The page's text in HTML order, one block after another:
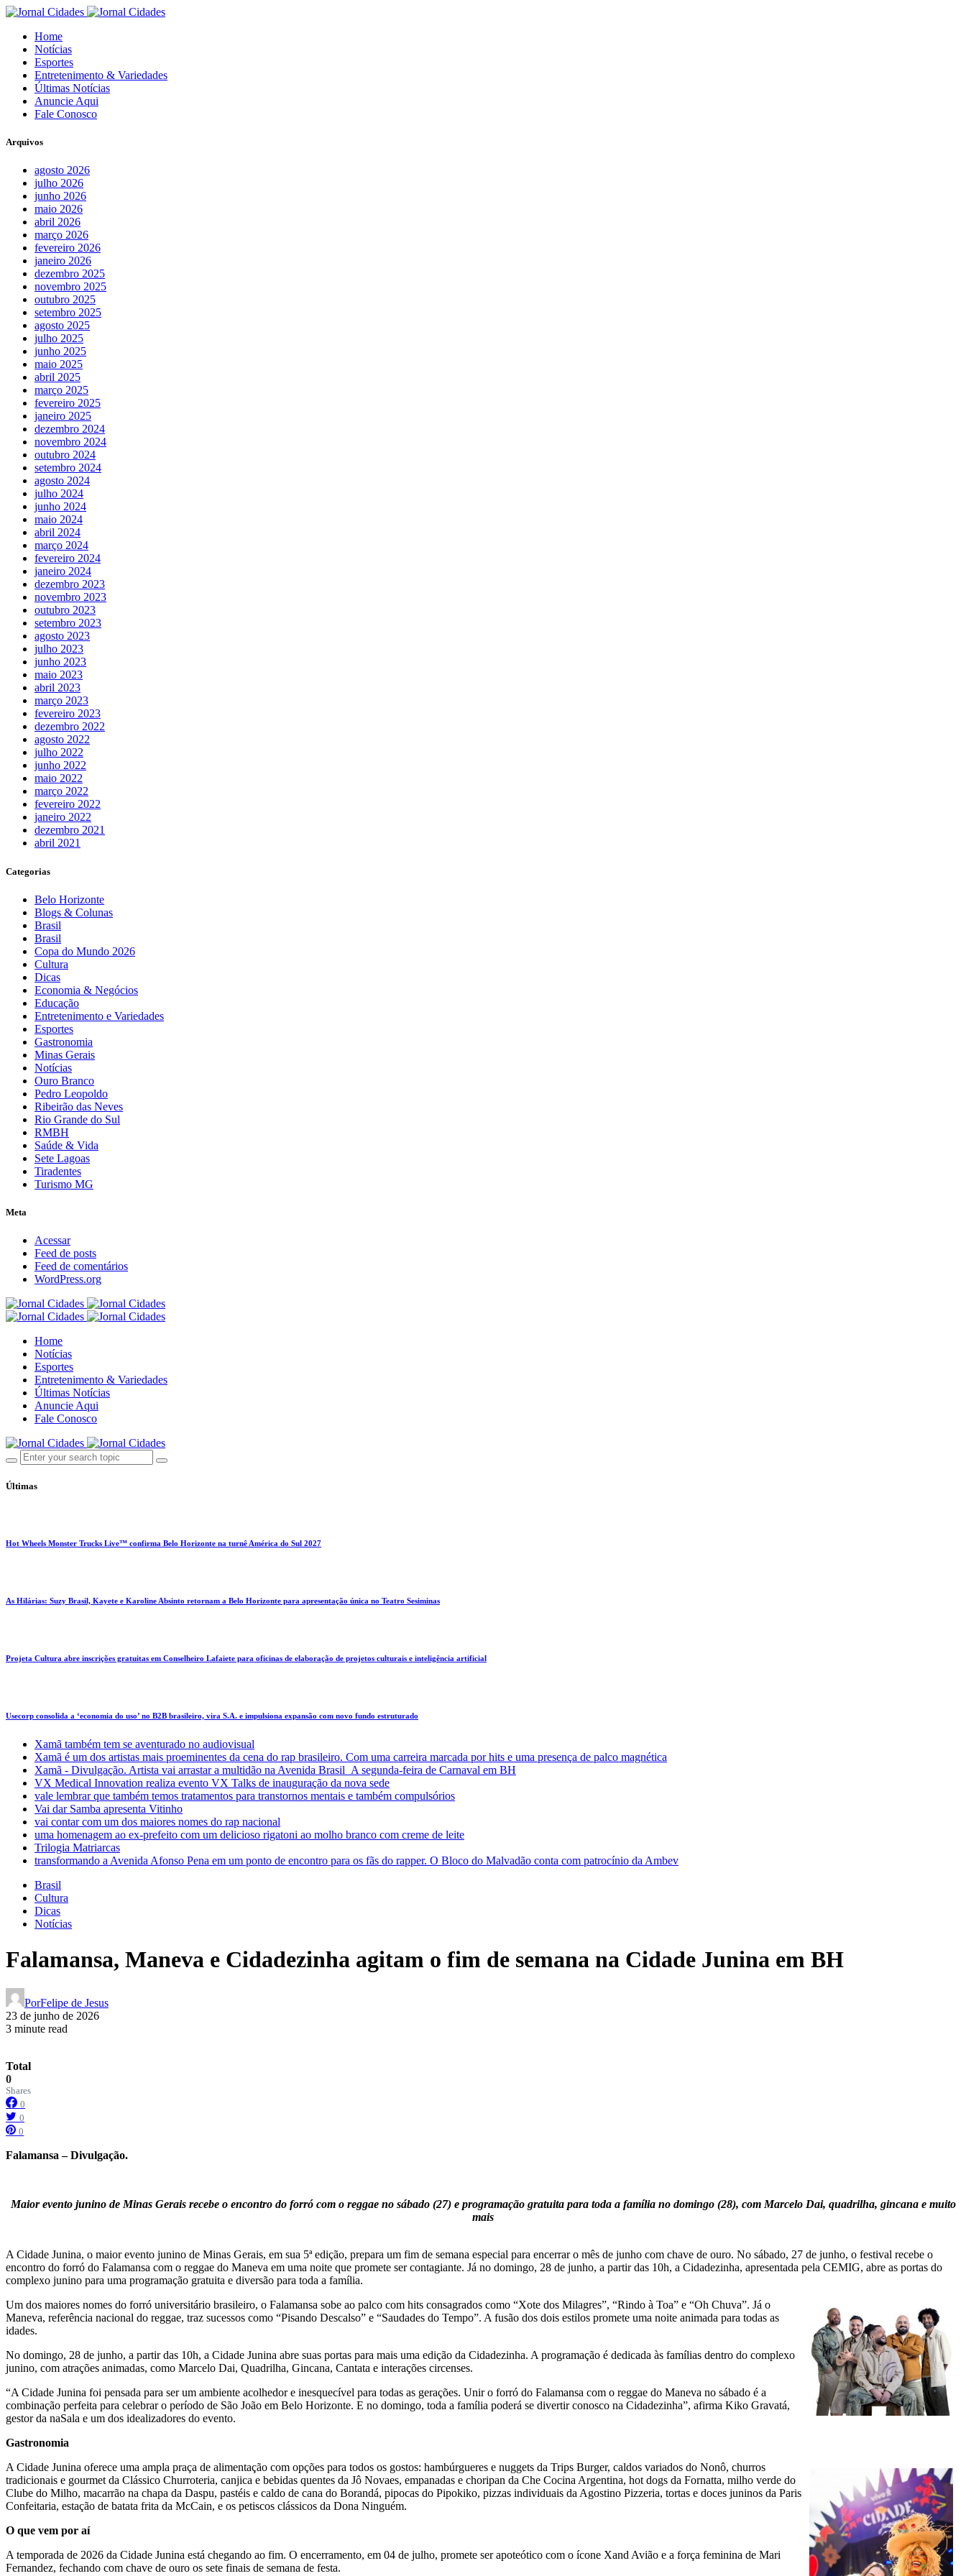
Home
Notícias
Esportes
Entretenimento & Variedades
Últimas Notícias
Anuncie Aqui
Fale Conosco
Arquivos
agosto 2026
julho 2026
junho 2026
maio 2026
abril 2026
março 2026
fevereiro 2026
janeiro 2026
dezembro 2025
novembro 2025
outubro 2025
setembro 2025
agosto 2025
julho 2025
junho 2025
maio 2025
abril 2025
março 2025
fevereiro 2025
janeiro 2025
dezembro 2024
novembro 2024
outubro 2024
setembro 2024
agosto 2024
julho 2024
junho 2024
maio 2024
abril 2024
março 2024
fevereiro 2024
janeiro 2024
dezembro 2023
novembro 2023
outubro 2023
setembro 2023
agosto 2023
julho 2023
junho 2023
maio 2023
abril 2023
março 2023
fevereiro 2023
dezembro 2022
agosto 2022
julho 2022
junho 2022
maio 2022
março 2022
fevereiro 2022
janeiro 2022
dezembro 2021
abril 2021
Categorias
Belo Horizonte
Blogs & Colunas
Brasil
Brasil
Copa do Mundo 2026
Cultura
Dicas
Economia & Negócios
Educação
Entretenimento e Variedades
Esportes
Gastronomia
Minas Gerais
Notícias
Ouro Branco
Pedro Leopoldo
Ribeirão das Neves
Rio Grande do Sul
RMBH
Saúde & Vida
Sete Lagoas
Tiradentes
Turismo MG
Meta
Acessar
Feed de posts
Feed de comentários
WordPress.org
Home
Notícias
Esportes
Entretenimento & Variedades
Últimas Notícias
Anuncie Aqui
Fale Conosco
Últimas
Hot Wheels Monster Trucks Live™ confirma Belo Horizonte na turnê América do Sul 2027
As Hilárias: Suzy Brasil, Kayete e Karoline Absinto retornam a Belo Horizonte para apresentação única no Teatro Sesiminas
Projeta Cultura abre inscrições gratuitas em Conselheiro Lafaiete para oficinas de elaboração de projetos culturais e inteligência artificial
Usecorp consolida a ‘economia do uso’ no B2B brasileiro, vira S.A. e impulsiona expansão com novo fundo estruturado
Xamã também tem se aventurado no audiovisual
Xamã é um dos artistas mais proeminentes da cena do rap brasileiro. Com uma carreira marcada por hits e uma presença de palco magnética
Xamã - Divulgação. Artista vai arrastar a multidão na Avenida Brasil A segunda-feira de Carnaval em BH
VX Medical Innovation realiza evento VX Talks de inauguração da nova sede
vale lembrar que também temos tratamentos para transtornos mentais e também compulsórios
Vai dar Samba apresenta Vitinho
vai contar com um dos maiores nomes do rap nacional
uma homenagem ao ex-prefeito com um delicioso rigatoni ao molho branco com creme de leite
Trilogia Matriarcas
transformando a Avenida Afonso Pena em um ponto de encontro para os fãs do rapper. O Bloco do Malvadão conta com patrocínio da Ambev
Brasil
Cultura
Dicas
Notícias
Falamansa, Maneva e Cidadezinha agitam o fim de semana na Cidade Junina em BH
PorFelipe de Jesus
23 de junho de 2026
3 minute read
Total
0
Shares
0
0
0
Falamansa – Divulgação.
Maior evento junino de Minas Gerais recebe o encontro do forró com o reggae no sábado (27) e programação gratuita para toda a família no domingo (28), com Marcelo Dai, quadrilha, gincana e muito
mais
A Cidade Junina, o maior evento junino de Minas Gerais, em sua 5ª edição, prepara um fim de semana especial para encerrar o mês de junho com chave de ouro. No sábado, 27 de junho, o festival recebe o
encontro do forró do Falamansa com o reggae do Maneva em uma noite que promete ser contagiante. Já no domingo, 28 de junho, a partir das 10h, a Cidadezinha, apresentada pela CEMIG, abre as portas do
complexo junino para uma programação gratuita e diversão para toda a família.
Um dos maiores nomes do forró universitário brasileiro, o Falamansa sobe ao palco com hits consagrados como “Xote dos Milagres”, “Rindo à Toa” e “Oh Chuva”. Já o
Maneva, referência nacional do reggae, traz sucessos como “Pisando Descalso” e “Saudades do Tempo”. A fusão dos dois estilos promete uma noite animada para todas as
idades.
No domingo, 28 de junho, a partir das 10h, a Cidade Junina abre suas portas para mais uma edição da Cidadezinha. A programação é dedicada às famílias dentro do complexo
junino, com atrações animadas, como Marcelo Dai, Quadrilha, Gincana, Cantata e interações circenses.
“A Cidade Junina foi pensada para ser um ambiente acolhedor e inesquecível para todas as gerações. Unir o forró do Falamansa com o reggae do Maneva no sábado é a
combinação perfeita para celebrar o período de São João em Belo Horizonte. E no domingo, toda a família poderá se divertir conosco na Cidadezinha”, afirma Kiko Gravatá,
gestor da naSala e um dos idealizadores do evento.
Gastronomia
A Cidade Junina oferece uma ampla praça de alimentação com opções para todos os gostos: hambúrgueres e nuggets da Trips Burger, caldos variados do Nonô, churros
tradicionais e gourmet da Clássico Churroteria, canjica e bebidas quentes da Jô Novaes, empanadas e choripan da Che Cocina Argentina, hot dogs da Fornatta, milho verde do
Clube do Milho, macarrão na chapa da Daspu, pastéis e caldo de cana do Borandá, pipocas do Pipokiko, pizzas individuais da Agostino Pizzeria, tortas e doces juninos da Paris
Confeitaria, estação de batata frita da McCain, e os petiscos clássicos da Dona Ninguém.
O que vem por aí
A temporada de 2026 da Cidade Junina está chegando ao fim. O encerramento, em 04 de julho, promete ser apoteótico com o ícone Xand Avião e a força feminina de Mari
Fernandez, fechando com chave de ouro os sete finais de semana de festa.